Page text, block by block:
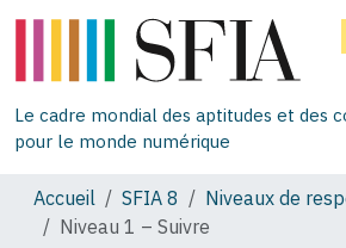
Le cadre mondial des aptitudes et des
pour le monde numérique
Accueil SFIA 8
Niveaux de
Niveau 1 – Suivre